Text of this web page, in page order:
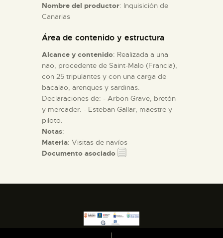
DIDÁCTICA
ESPAÑOL
Nombre del productor: Inquisición de
Canarias
Área de contenido y estructura
Alcance y contenido: Realizada a una
nao, procedente de Saint-Malo (Francia),
con 25 tripulantes y con una carga de
bacalao, arenques y sardinas.
Declaraciones de: - Arbon Grave, bretón
y mercader. - Esteban Gallar, maestre y
piloto.
Notas:
Materia: Visitas de navíos
Documento asociado